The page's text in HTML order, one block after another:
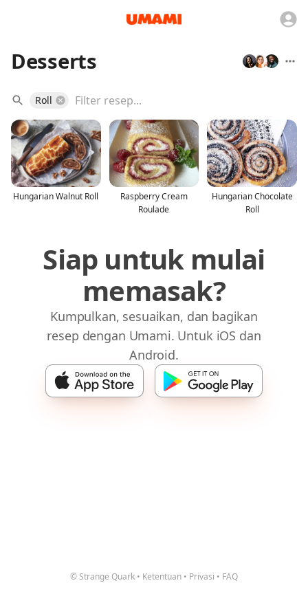
Desserts
Roll
Hungarian Walnut Roll
Raspberry Cream
Roulade
Hungarian Chocolate
Roll
Siap untuk mulai
memasak?
Kumpulkan, sesuaikan, dan bagikan
resep dengan Umami. Untuk iOS dan
Android.
© Strange Quark • Ketentuan • Privasi • FAQ